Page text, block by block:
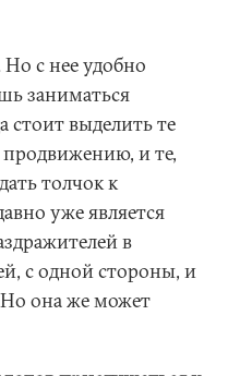
с нее удобно
заниматься
стоит выделить те
и те,
толчок к
уже является
в
с одной стороны, и
она же может